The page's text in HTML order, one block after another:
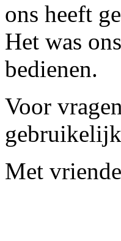
ons heeft
Het was
bedienen.
Voor
Met